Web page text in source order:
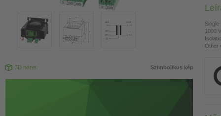
3D nézet Szimbolikus kép
1000
Other